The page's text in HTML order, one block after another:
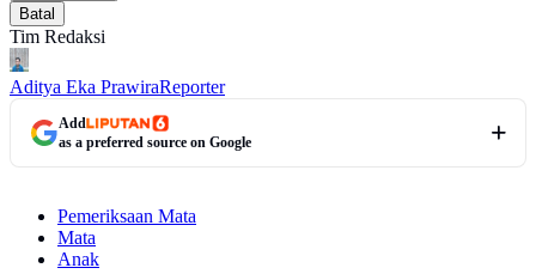
Batal
Tim Redaksi
Aditya Eka PrawiraReporter
Add
as a preferred source on Google
Pemeriksaan Mata
Mata
Anak